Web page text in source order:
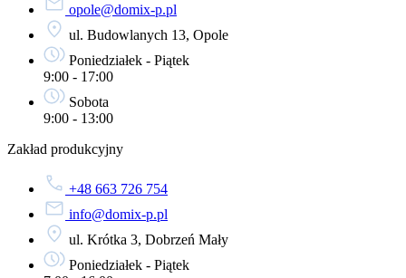
opole@domix-p.pl
ul. Budowlanych 13, Opole
Poniedziałek - Piątek
9:00 - 17:00
Sobota
9:00 - 13:00
Zakład produkcyjny
+48 663 726 754
info@domix-p.pl
ul. Krótka 3, Dobrzeń Mały
Poniedziałek - Piątek